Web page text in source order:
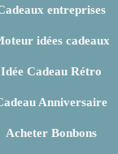
entreprises
idées cadeaux
Idée Cadeau Rétro
Anniversaire
Acheter Bonbons